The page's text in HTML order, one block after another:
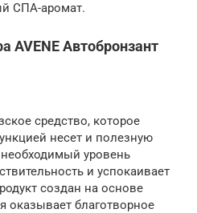
СПА-аромат.
AVENE Автобронзант
средство, которое
несет и полезную
уровень
и успокаивает
создан на основе
оказывает благотворное